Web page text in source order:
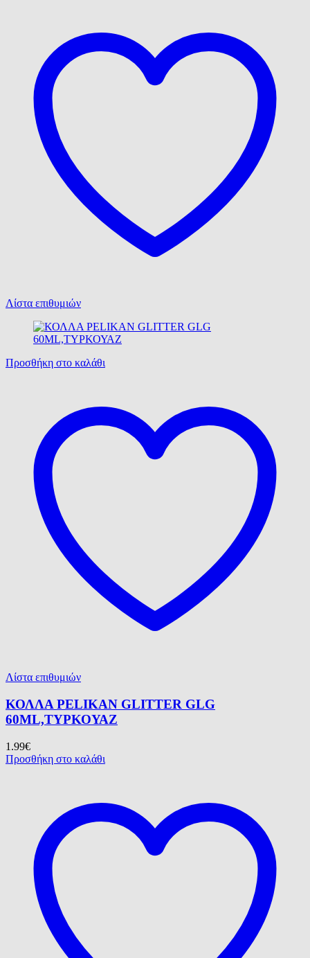
Λίστα επιθυμιών
Προσθήκη στο καλάθι
Λίστα επιθυμιών
ΚΟΛΛΑ PELIKAN GLITTER GLG
60ML,ΤΥΡΚΟΥΑΖ
1.99€
Προσθήκη στο καλάθι